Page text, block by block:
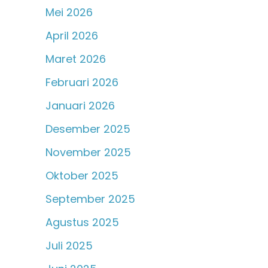
Mei 2026
April 2026
Maret 2026
Februari 2026
Januari 2026
Desember 2025
November 2025
Oktober 2025
September 2025
Agustus 2025
Juli 2025